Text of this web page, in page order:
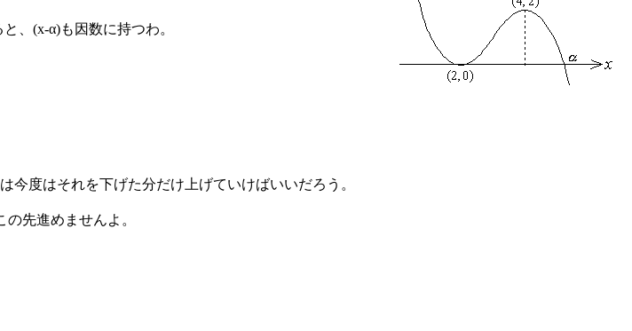
、(x-α)も因数に持つわ。
度はそれを下げた分だけ上げていけばいいだろう。
先進めませんよ。